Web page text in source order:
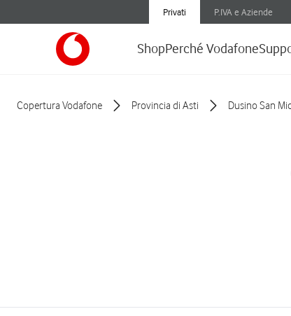
Privati P.IVA e Aziende
ShopPerché Vodafone
Copertura Vodafone Provincia di Asti Dusino San